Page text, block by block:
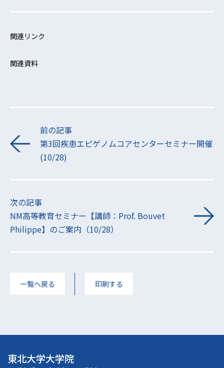
関連リンク
関連資料
前の記事
第3回疾患エピゲノムコアセンターセミナー開催
(10/28)
次の記事
NM高等教育セミナー【講師：Prof. Bouvet
Philippe】のご案内（10/28）
一覧へ戻る 印刷する
東北大学大学院